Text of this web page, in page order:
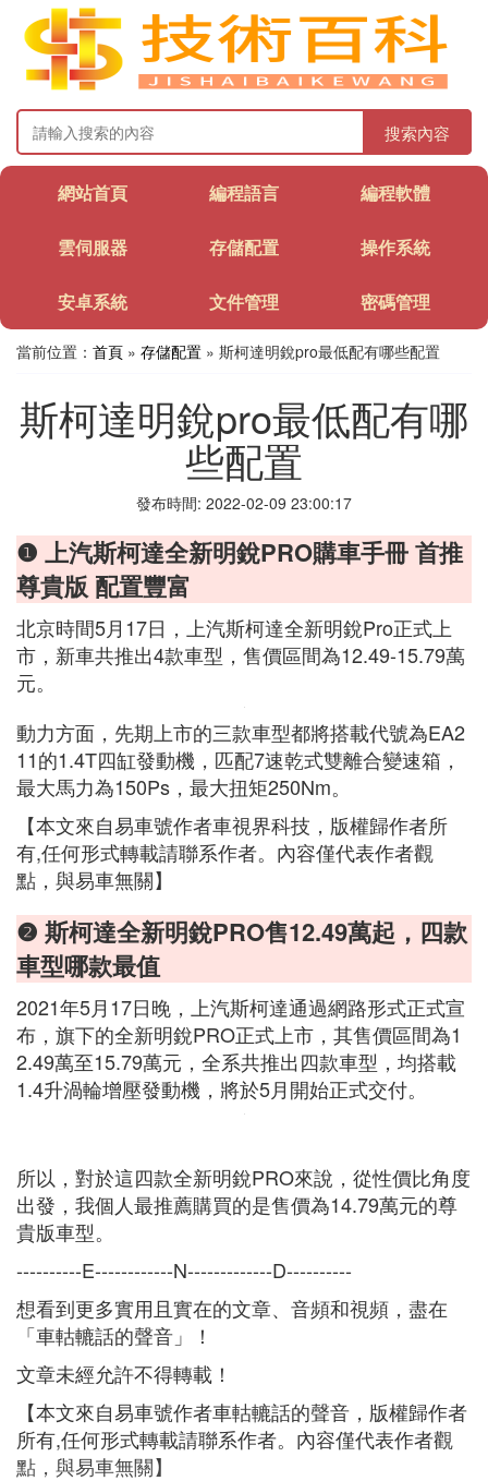
搜索內容
網站首頁 編程語言 編程軟體
雲伺服器 存儲配置 操作系統
安卓系統 文件管理 密碼管理
當前位置： 首頁 » 存儲配置 » 斯柯達明銳pro最低配有哪些配置
斯柯達明銳pro最低配有哪
些配置
發布時間: 2022-02-09 23:00:17
❶ 上汽斯柯達全新明銳PRO購車手冊 首推
尊貴版 配置豐富
北京時間5月17日，上汽斯柯達全新明銳Pro正式上
市，新車共推出4款車型，售價區間為12.49-15.79萬
元。
動力方面，先期上市的三款車型都將搭載代號為EA2
11的1.4T四缸發動機，匹配7速乾式雙離合變速箱，
最大馬力為150Ps，最大扭矩250Nm。
【本文來自易車號作者車視界科技，版權歸作者所
有,任何形式轉載請聯系作者。內容僅代表作者觀
點，與易車無關】
❷ 斯柯達全新明銳PRO售12.49萬起，四款
車型哪款最值
2021年5月17日晚，上汽斯柯達通過網路形式正式宣
布，旗下的全新明銳PRO正式上市，其售價區間為1
2.49萬至15.79萬元，全系共推出四款車型，均搭載
1.4升渦輪增壓發動機，將於5月開始正式交付。
所以，對於這四款全新明銳PRO來說，從性價比角度
出發，我個人最推薦購買的是售價為14.79萬元的尊
貴版車型。
----------E------------N-------------D----------
想看到更多實用且實在的文章、音頻和視頻，盡在
「車軲轆話的聲音」！
文章未經允許不得轉載！
【本文來自易車號作者車軲轆話的聲音，版權歸作者
所有,任何形式轉載請聯系作者。內容僅代表作者觀
點，與易車無關】